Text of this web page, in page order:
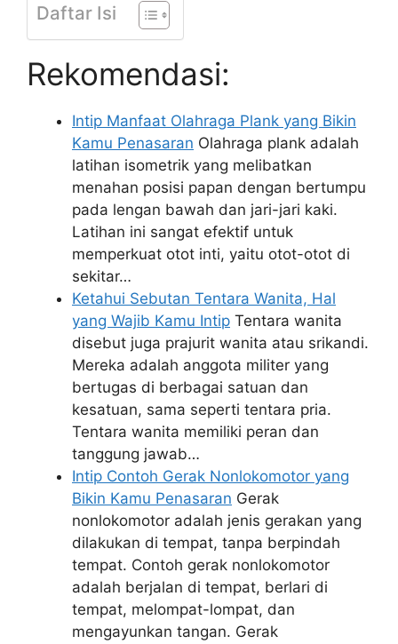
Daftar Isi
Rekomendasi:
Intip Manfaat Olahraga Plank yang Bikin
Kamu Penasaran Olahraga plank adalah
latihan isometrik yang melibatkan
menahan posisi papan dengan bertumpu
pada lengan bawah dan jari-jari kaki.
Latihan ini sangat efektif untuk
memperkuat otot inti, yaitu otot-otot di
sekitar…
Ketahui Sebutan Tentara Wanita, Hal
yang Wajib Kamu Intip Tentara wanita
disebut juga prajurit wanita atau srikandi.
Mereka adalah anggota militer yang
bertugas di berbagai satuan dan
kesatuan, sama seperti tentara pria.
Tentara wanita memiliki peran dan
tanggung jawab…
Intip Contoh Gerak Nonlokomotor yang
Bikin Kamu Penasaran Gerak
nonlokomotor adalah jenis gerakan yang
dilakukan di tempat, tanpa berpindah
tempat. Contoh gerak nonlokomotor
adalah berjalan di tempat, berlari di
tempat, melompat-lompat, dan
mengayunkan tangan. Gerak